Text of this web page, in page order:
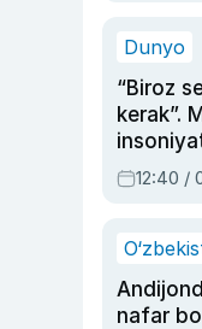
Dunyo
“Biroz
kerak”.
olmay
12:40 /
nafar